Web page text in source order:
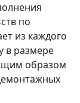
по
из каждого
в размере
образом